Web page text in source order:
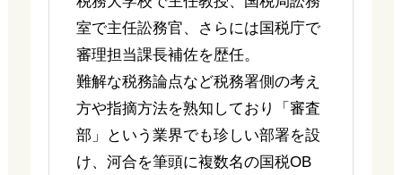
室で主任訟務官、さらには国税庁で
審理担当課長補佐を歴任。
難解な税務論点など税務署側の考え
方や指摘方法を熟知しており「審査
部」という業界でも珍しい部署を設
け、河合を筆頭に複数名の国税OB